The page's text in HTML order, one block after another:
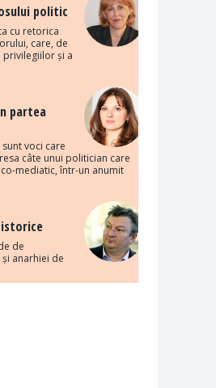
politic
cu retorica
care, de
privilegiilor și a
partea
voci care
câte unui politician care
mediatic, într-un anumit
istorice
de
anarhiei de